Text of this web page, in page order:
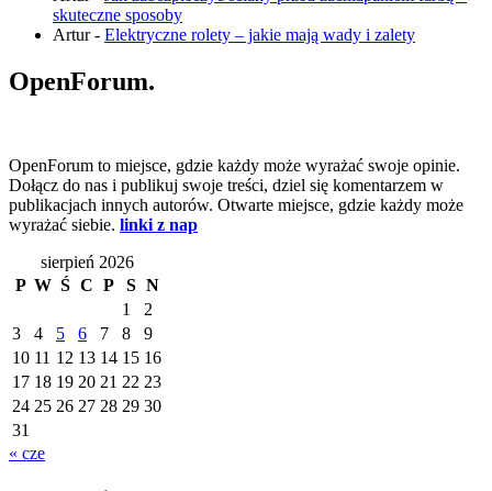
skuteczne sposoby
Artur- Elektryczne rolety – jakie mają wady i zalety
OpenForum.
OpenForum to miejsce, gdzie każdy może wyrażać swoje opinie.
Dołącz do nas i publikuj swoje treści, dziel się komentarzem w
publikacjach innych autorów. Otwarte miejsce, gdzie każdy może
wyrażać siebie. linki z nap
sierpień 2026
P W Ś C P S N
1
2
3
4 5 6 7 8
9
10 11 12 13 14 15 16
17 18 19 20 21 22 23
24 25 26 27 28 29 30
31
« cze